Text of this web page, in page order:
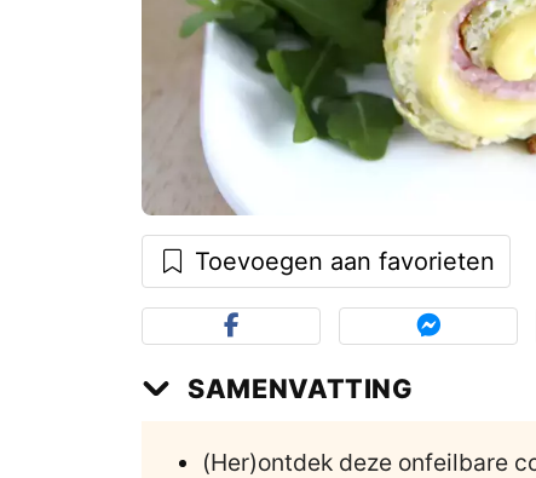
Toevoegen aan favorieten
SAMENVATTING
(Her)ontdek deze onfeilbare